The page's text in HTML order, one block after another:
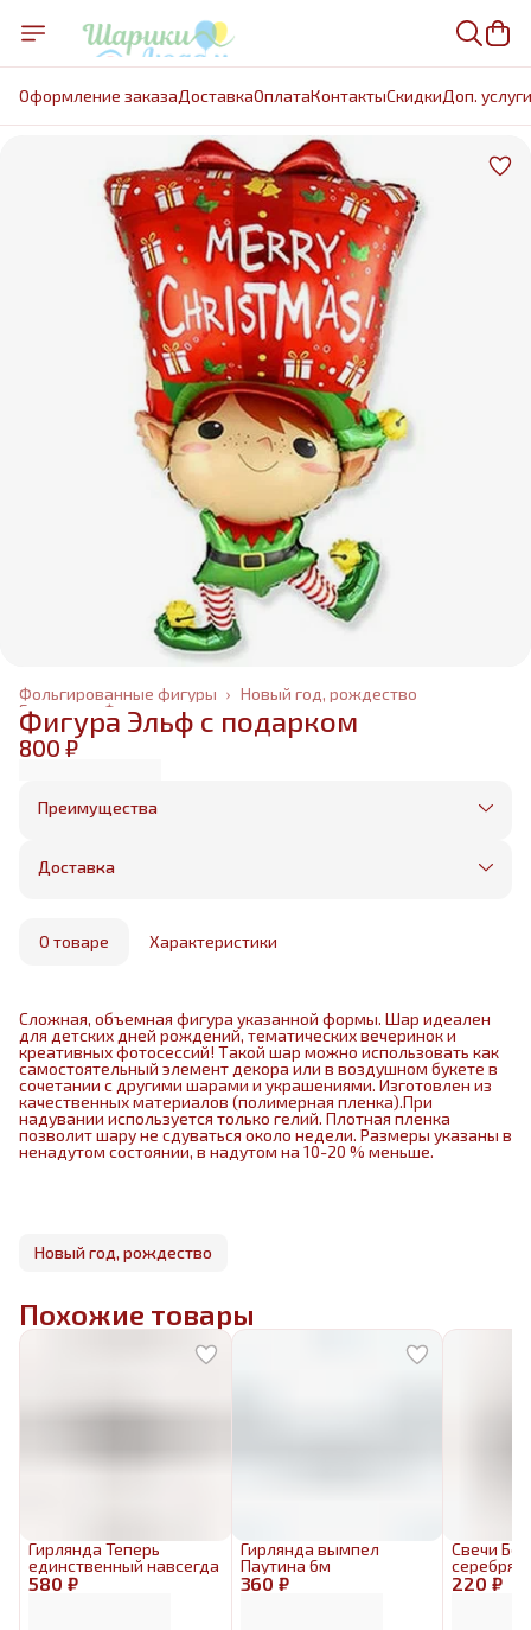
Оформление заказаДоставкаОплатаКонтактыCкидкиДоп. услуги
Новый год, рождество
Фольгированные фигуры ›
Фольгированные шары
Главная
Фигура Эльф с подарком
800 ₽
Преимущества
Оплата частями в Сплит
Бесплатная доставка в пределах КАД
маркетплейса
Доставка
О товаре Характеристики
Сложная, объемная фигура указанной формы. Шар идеален
для детских дней рождений, тематических вечеринок и
креативных фотосессий! Такой шар можно использовать как
самостоятельный элемент декора или в воздушном букете в
сочетании с другими шарами и украшениями. Изготовлен из
качественных материалов (полимерная пленка).При
надувании используется только гелий. Плотная пленка
позволит шару не сдуваться около недели. Размеры указаны в
ненадутом состоянии, в надутом на 10-20 % меньше.
Новый год, рождество
Похожие товары
580 ₽
Гирлянда Теперь
единственный навсегда
360 ₽
Гирлянда вымпел
Паутина 6м
220 ₽
Свечи